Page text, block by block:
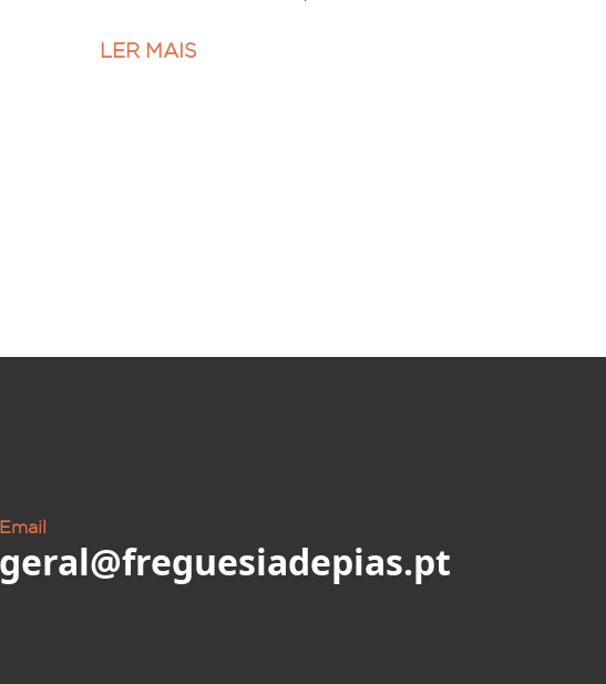
LER MAIS
Email
geral@freguesiadepias.pt